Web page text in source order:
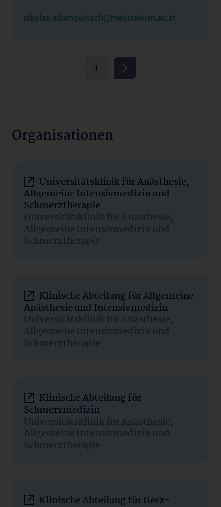
nikolas.adamowitsch@meduniwien.ac.at
1
Organisationen
Universitätsklinik für Anästhesie,
Allgemeine Intensivmedizin und
Schmerztherapie
Universitätsklinik für Anästhesie,
Allgemeine Intensivmedizin und
Schmerztherapie
Klinische Abteilung für Allgemeine
Anästhesie und Intensivmedizin
Universitätsklinik für Anästhesie,
Allgemeine Intensivmedizin und
Schmerztherapie
Klinische Abteilung für
Schmerzmedizin
Universitätsklinik für Anästhesie,
Allgemeine Intensivmedizin und
Schmerztherapie
Klinische Abteilung für Herz-